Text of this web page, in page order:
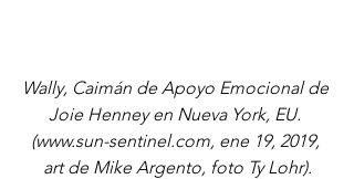
Wally, Caimán de Apoyo Emocional de
Joie Henney en Nueva York, EU.
(www.sun-sentinel.com, ene 19, 2019,
art de Mike Argento, foto Ty Lohr).